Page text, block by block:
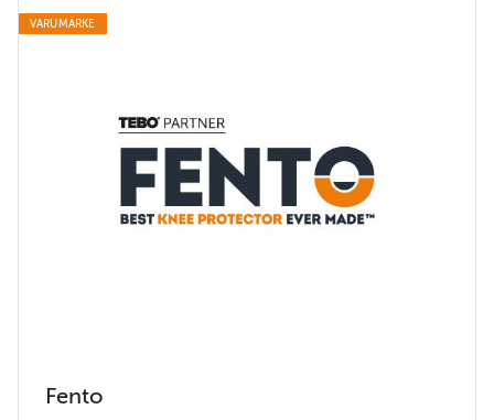
VARUMÄRKE
Fento